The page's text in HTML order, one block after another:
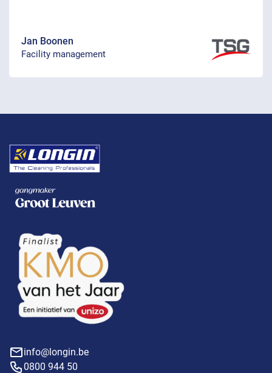
Jan Boonen
Facility management
info@longin.be
0800 944 50